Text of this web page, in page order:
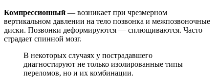
Компрессионный — возникает при чрезмерном
вертикальном давлении на тело позвонка и межпозвоночные
диски. Позвонки деформируются — сплющиваются. Часто
страдает спинной мозг.
В некоторых случаях у пострадавшего
диагностируют не только изолированные типы
переломов, но и их комбинации.